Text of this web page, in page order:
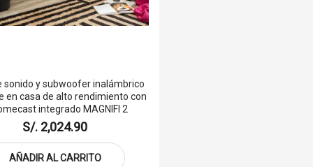
sonido y subwoofer inalámbrico
en casa de alto rendimiento con
integrado MAGNIFI 2
S/. 2,024.90
AÑADIR AL CARRITO